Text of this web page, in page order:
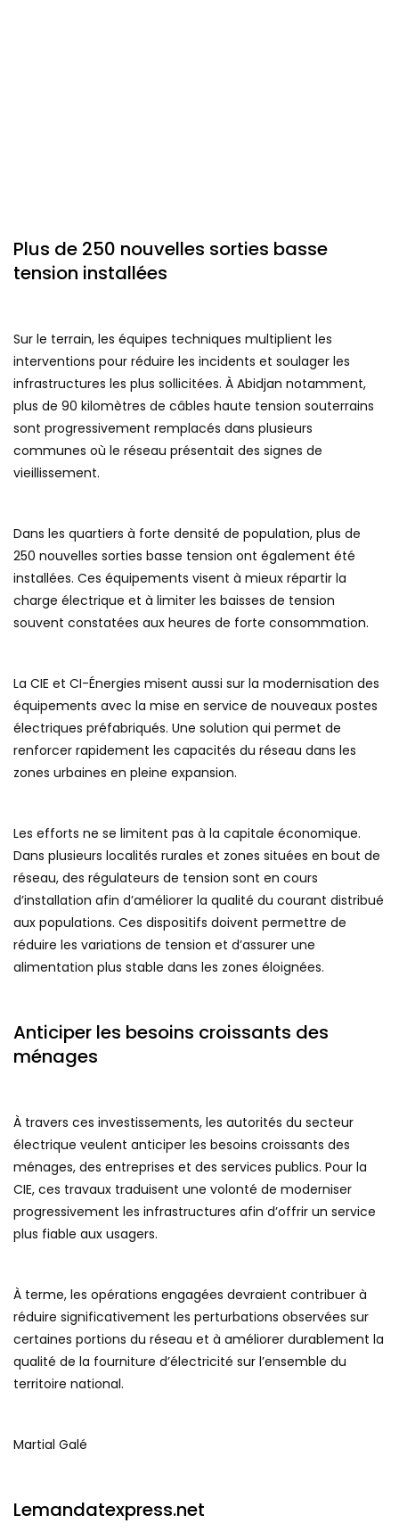
Plus de 250 nouvelles sorties basse
tension installées
Sur le terrain, les équipes techniques multiplient les
interventions pour réduire les incidents et soulager les
infrastructures les plus sollicitées. À Abidjan notamment,
plus de 90 kilomètres de câbles haute tension souterrains
sont progressivement remplacés dans plusieurs
communes où le réseau présentait des signes de
vieillissement.
Dans les quartiers à forte densité de population, plus de
250 nouvelles sorties basse tension ont également été
installées. Ces équipements visent à mieux répartir la
charge électrique et à limiter les baisses de tension
souvent constatées aux heures de forte consommation.
La CIE et CI-Énergies misent aussi sur la modernisation des
équipements avec la mise en service de nouveaux postes
électriques préfabriqués. Une solution qui permet de
renforcer rapidement les capacités du réseau dans les
zones urbaines en pleine expansion.
Les efforts ne se limitent pas à la capitale économique.
Dans plusieurs localités rurales et zones situées en bout de
réseau, des régulateurs de tension sont en cours
d’installation afin d’améliorer la qualité du courant distribué
aux populations. Ces dispositifs doivent permettre de
réduire les variations de tension et d’assurer une
alimentation plus stable dans les zones éloignées.
Anticiper les besoins croissants des
ménages
À travers ces investissements, les autorités du secteur
électrique veulent anticiper les besoins croissants des
ménages, des entreprises et des services publics. Pour la
CIE, ces travaux traduisent une volonté de moderniser
progressivement les infrastructures afin d’offrir un service
plus fiable aux usagers.
À terme, les opérations engagées devraient contribuer à
réduire significativement les perturbations observées sur
certaines portions du réseau et à améliorer durablement la
qualité de la fourniture d’électricité sur l’ensemble du
territoire national.
Martial Galé
Lemandatexpress.net